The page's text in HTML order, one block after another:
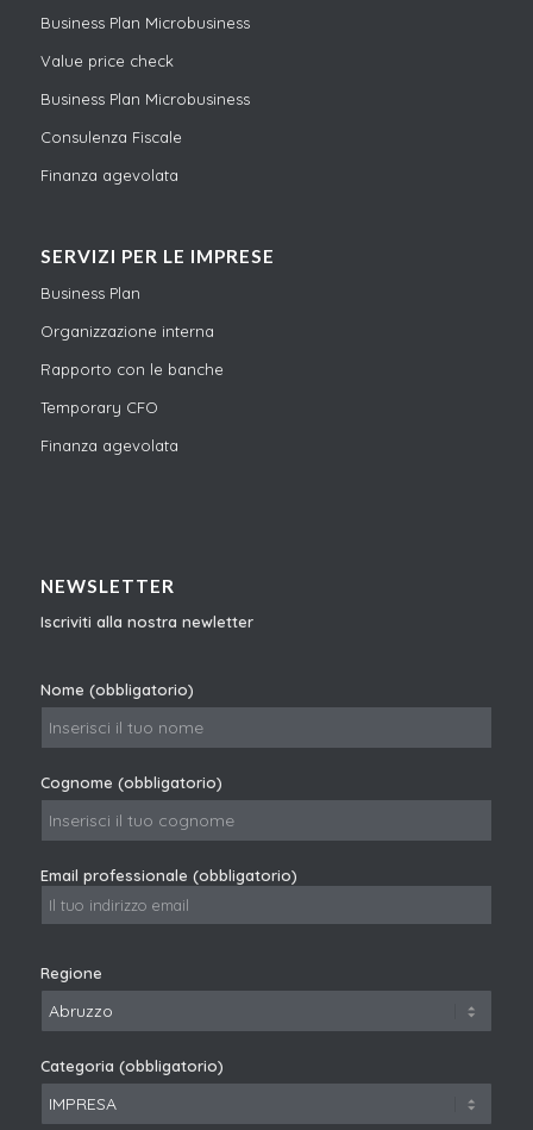
Business Plan Microbusiness
Value price check
Business Plan Microbusiness
Consulenza Fiscale
Finanza agevolata
SERVIZI PER LE IMPRESE
Business Plan
Organizzazione interna
Rapporto con le banche
Temporary CFO
Finanza agevolata
NEWSLETTER
Iscriviti alla nostra newletter
Nome (obbligatorio)
Cognome (obbligatorio)
Email professionale (obbligatorio)
Regione
Categoria (obbligatorio)